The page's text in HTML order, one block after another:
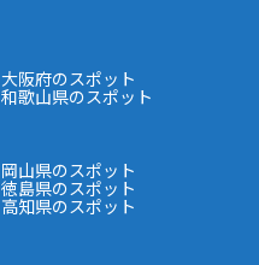
大阪府のスポット
和歌山県のスポット
岡山県のスポット
徳島県のスポット
高知県のスポット